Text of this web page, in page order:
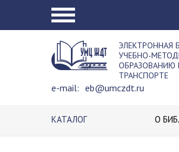
ЭЛЕКТРОННАЯ
УЧЕБНО-
ТРАНСПОРТЕ
e-mail: eb@umczdt.ru
КАТАЛОГ О